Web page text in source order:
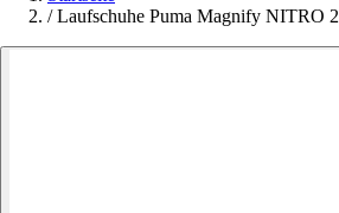
/ Laufschuhe Puma Magnify NITRO